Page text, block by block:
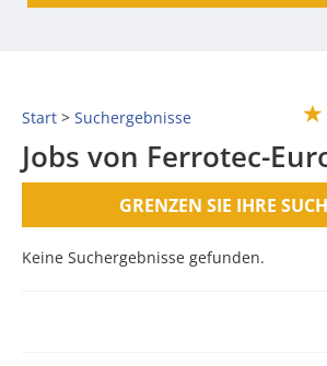
Start Suchergebnisse
Jobs von Ferrotec-
GRENZEN SIE IHRE
Keine Suchergebnisse gefunden.